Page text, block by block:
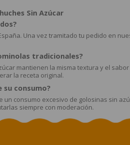
Sin Azúcar
Una vez tramitado tu pedido en
tradicionales?
mantienen la misma textura y el
la receta original.
su consumo?
un consumo excesivo de golosinas sin
siempre con moderación.